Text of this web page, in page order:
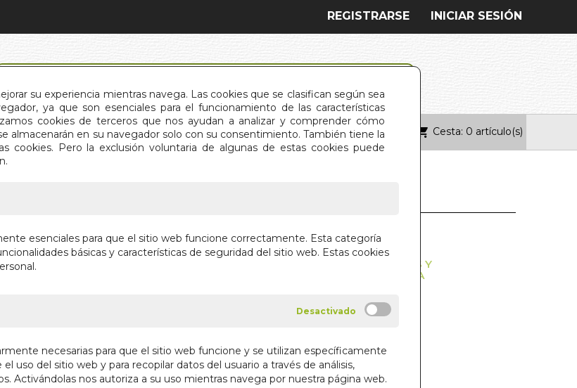
su experiencia mientras navega. Las cookies que se clasifican según sea
ya que son esenciales para el funcionamiento de las características
cookies de terceros que nos ayudan a analizar y comprender cómo
almacenarán en su navegador solo con su consentimiento. También tiene la
cookies. Pero la exclusión voluntaria de algunas de estas cookies puede
esenciales para que el sitio web funcione correctamente. Esta categoría
básicas y características de seguridad del sitio web. Estas cookies
necesarias para que el sitio web funcione y se utilizan específicamente
uso del sitio web y para recopilar datos del usuario a través de análisis,
Activándolas nos autoriza a su uso mientras navega por nuestra página web.
INICIAR SESIÓN
REGISTRARSE
QUIÉNES SOMOS CONTACTO Cesta: 0 artículo(s)
CUENTOS ZEN
Y LLOVIERON FLORES Y OTRAS HISTORIAS Y
ENSEÑANZAS QUE TE CAMBIARAN LA VIDA
16,00 €